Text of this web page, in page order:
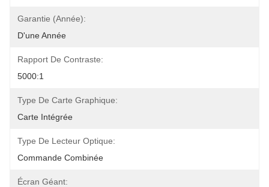
Garantie (année):
D'une Année
Rapport De Contraste:
5000:1
Type De Carte Graphique:
Carte Intégrée
Type De Lecteur Optique:
Commande Combinée
Écran Géant: